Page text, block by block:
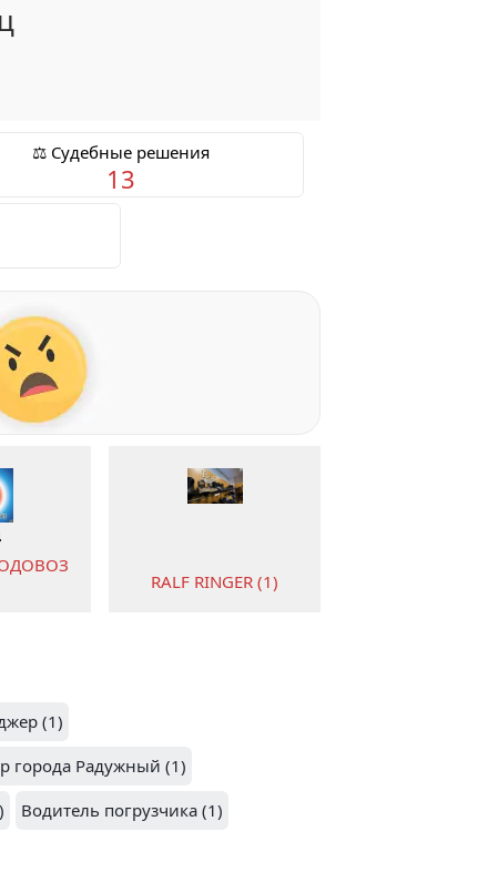
⚖️ Судебные решения
13
RALF RINGER (1)
ДОРОЖНИК (1)
(1)
города Радужный (1)
Водитель погрузчика (1)